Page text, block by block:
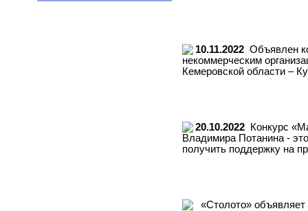
10.11.2022 Объявлен
некоммерческим
Кемеровской области –
20.10.2022 Конкурс
Владимира Потанина -
получить поддержку на
«Столото»